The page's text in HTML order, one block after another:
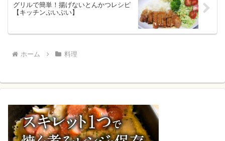
グリルで簡単！揚げないとんかつレシピ
【キッチンぷいぷい】
ホーム 料理